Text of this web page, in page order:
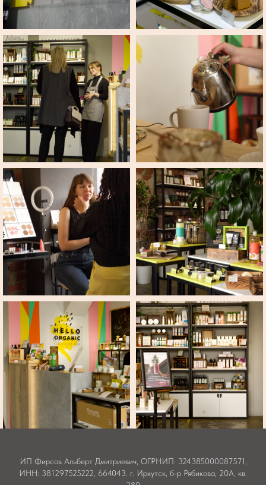
ИП Фирсов Альберт Дмитриевич, ОГРНИП: 324385000087571,
ИНН: 381297525222, 664043. г. Иркутск, б-р Рябикова, 20А, кв.